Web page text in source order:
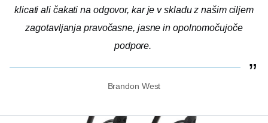
klicati ali čakati na odgovor, kar je v skladu z našim ciljem
zagotavljanja pravočasne, jasne in opolnomočujoče
podpore.
Brandon West